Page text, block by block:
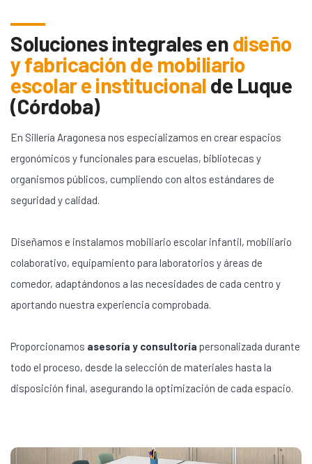
Soluciones integrales endiseño
y fabricación de mobiliario
escolar e institucionalde Luque
(Córdoba)
En Sillería Aragonesa nos especializamos en crear espacios
ergonómicos y funcionales para escuelas, bibliotecas y
organismos públicos, cumpliendo con altos estándares de
seguridad y calidad.
Diseñamos e instalamos mobiliario escolar infantil, mobiliario
colaborativo, equipamiento para laboratorios y áreas de
comedor, adaptándonos a las necesidades de cada centro y
aportando nuestra experiencia comprobada.
Proporcionamos asesoría y consultoría personalizada durante
todo el proceso, desde la selección de materiales hasta la
disposición final, asegurando la optimización de cada espacio.